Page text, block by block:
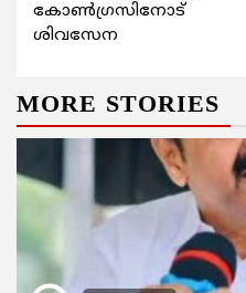
കോണ്‍ഗ്രസിനോട്
ശിവസേന
MORE STORIES